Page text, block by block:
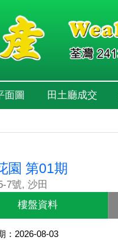
面圖 田土廳成交
園 第01期
7號, 沙田
樓盤資料
：2026-08-03